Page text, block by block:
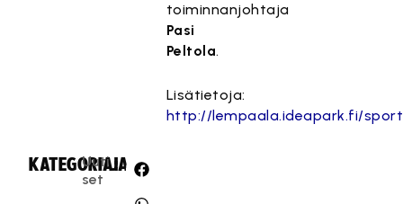
toiminnanjohtaja
Pasi
Peltola.
Lisätietoja:
http://lempaala.ideapark.fi/
KATEGORIA:
Uuti
set
JAA: